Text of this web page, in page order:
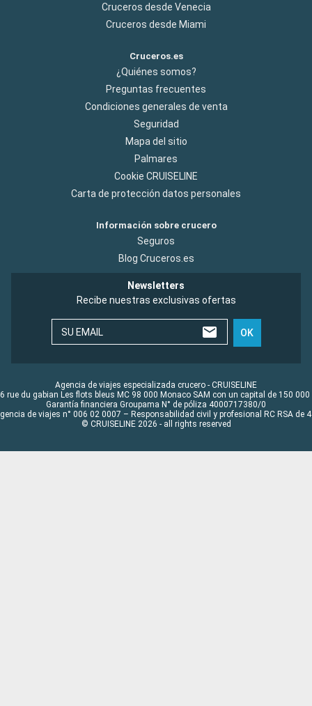
Cruceros desde Venecia
Cruceros desde Miami
Cruceros.es
¿Quiénes somos?
Preguntas frecuentes
Condiciones generales de venta
Seguridad
Mapa del sitio
Palmares
Cookie CRUISELINE
Carta de protección datos personales
Información sobre crucero
Seguros
Blog Cruceros.es
Newsletters
Recibe nuestras exclusivas ofertas
SU EMAIL OK
Agencia de viajes especializada crucero - CRUISELINE
rue du gabian Les flots bleus MC 98 000 Monaco SAM con un capital de 150 000
Garantía financiera Groupama N° de póliza 4000717380/0
de viajes n° 006 02 0007 – Responsabilidad civil y profesional RC RSA de
© CRUISELINE 2026 - all rights reserved